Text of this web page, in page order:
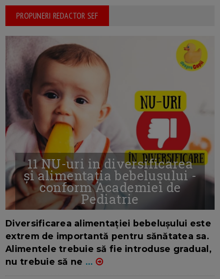
PROPUNERI REDACTOR SEF
11 NU-uri in diversificarea
și alimentația bebelușului -
conform Academiei de
Pediatrie
Diversificarea alimentației bebelușului este
extrem de importantă pentru sănătatea sa.
Alimentele trebuie să fie introduse gradual,
nu trebuie să ne ...